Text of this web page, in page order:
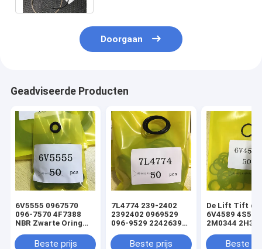
Doorgaan
Geadviseerde Producten
6V5555 0967570
096-7570 4F7388
NBR Zwarte Oring
cilinderladerafdichtingsset
Beste prijs
7L4774 239-2402
2392402 0969529
096-9529 2242639
Zwarte Oring
Beste prijs
De Lift Tift die
6V4589
2M0344
Beste